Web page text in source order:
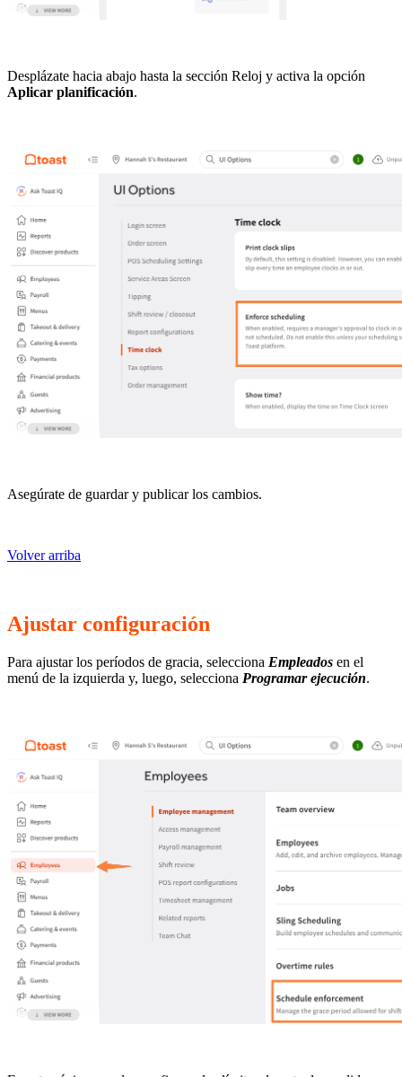
Desplázate hacia abajo hasta la sección Reloj y activa la opción
Aplicar planificación.
Asegúrate de guardar y publicar los cambios.
Volver arriba
Ajustar configuración
Para ajustar los períodos de gracia, selecciona Empleados en el
menú de la izquierda y, luego, selecciona Programar ejecución.